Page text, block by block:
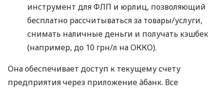
инструмент для ФЛП и юрлиц, позволяющий
бесплатно рассчитываться за товары/услуги,
снимать наличные деньги и получать кэшбек
(например, до 10 грн/л на ОККО).
Она обеспечивает доступ к текущему счету
предприятия через приложение àбанк. Все